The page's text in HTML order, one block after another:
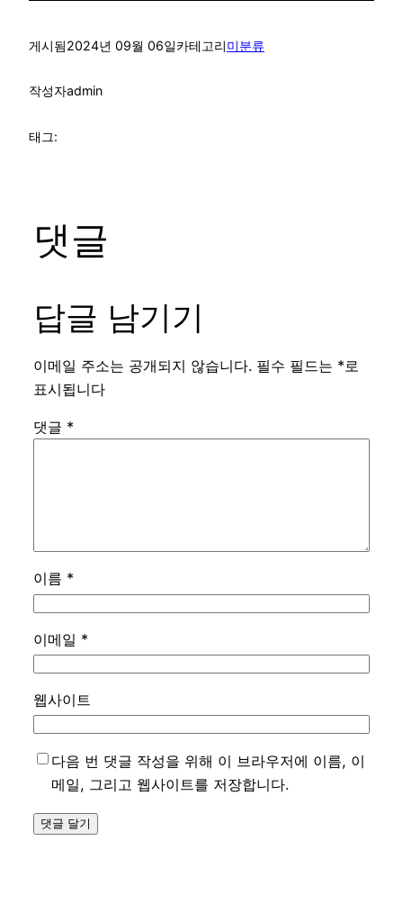
게시됨2024년 09월 06일카테고리미분류
작성자admin
태그:
댓글
답글 남기기
이메일 주소는 공개되지 않습니다. 필수 필드는 *로
표시됩니다
댓글 *
이름 *
이메일 *
웹사이트
다음 번 댓글 작성을 위해 이 브라우저에 이름, 이
메일, 그리고 웹사이트를 저장합니다.